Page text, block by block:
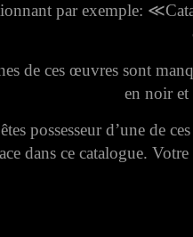
par exemple:
de ces œuvres sont
en noir et
possesseur d’une de
dans ce catalogue.